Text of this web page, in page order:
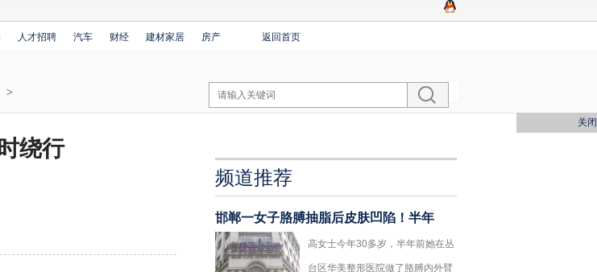
人才招聘 汽车 财经 建材家居 房产 返回首页
>
绕行
频道推荐
邯郸一女子胳膊抽脂后皮肤凹陷！半年
高女士今年30多岁，半年前她在丛
台区华美整形医院做了胳膊内外臂
关闭